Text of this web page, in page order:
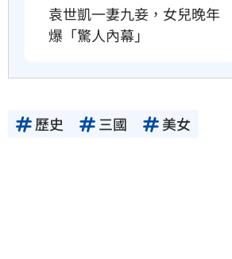
袁世凱一妻九妾，女兒晚年
爆「驚人內幕」
歷史 三國 美女